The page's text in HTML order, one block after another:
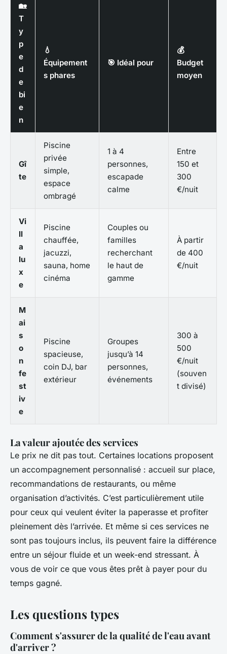
🏡
T
y
p
e
d
e
bi
e
n
💧
Équipement
s phares
🎯 Idéal pour
💰
Budget
moyen
Gî
te
Piscine
privée
simple,
espace
ombragé
1 à 4
personnes,
escapade
calme
Entre
150 et
300
€/nuit
Vi
ll
a
lu
x
e
Piscine
chauffée,
jacuzzi,
sauna, home
cinéma
Couples ou
familles
recherchant
le haut de
gamme
À partir
de 400
€/nuit
M
ai
s
o
n
fe
st
iv
e
Piscine
spacieuse,
coin DJ, bar
extérieur
Groupes
jusqu’à 14
personnes,
événements
300 à
500
€/nuit
(souven
t divisé)
La valeur ajoutée des services
Le prix ne dit pas tout. Certaines locations proposent
un accompagnement personnalisé : accueil sur place,
recommandations de restaurants, ou même
organisation d’activités. C’est particulièrement utile
pour ceux qui veulent éviter la paperasse et profiter
pleinement dès l’arrivée. Et même si ces services ne
sont pas toujours inclus, ils peuvent faire la différence
entre un séjour fluide et un week-end stressant. À
vous de voir ce que vous êtes prêt à payer pour du
temps gagné.
Les questions types
Comment s'assurer de la qualité de l'eau avant
d'arriver ?